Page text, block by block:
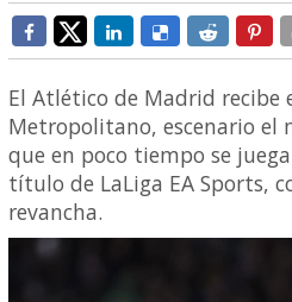
El Atlético de Madrid recibe
Metropolitano, escenario el
que en poco tiempo se
título de LaLiga EA Sports,
revancha.